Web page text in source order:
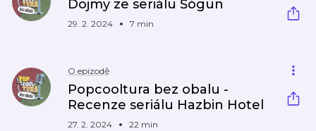
Dojmy ze seriálu Šógun
29. 2. 2024 7 min
O epizodě
Popcooltura bez obalu -
Recenze seriálu Hazbin Hotel
27. 2. 2024 22 min